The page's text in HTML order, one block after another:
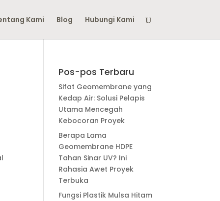
Kami Blog Hubungi Kami
Pos-pos Terbaru
Sifat Geomembrane yang
Kedap Air: Solusi Pelapis
Utama Mencegah
Kebocoran Proyek
Berapa Lama
Geomembrane HDPE
Tahan Sinar UV? Ini
Rahasia Awet Proyek
Terbuka
Fungsi Plastik Mulsa Hitam